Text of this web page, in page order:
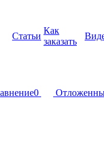
Статьи
Как
заказать
0